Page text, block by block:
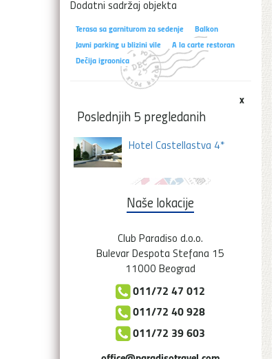
Dodatni sadržaj objekta
Terasa sa garniturom za sedenje
Balkon
Javni parking u blizini vile
A la carte restoran
Dečija igraonica
x
Poslednjih 5 pregledanih
Hotel Castellastva 4*
Naše lokacije
Club Paradiso d.o.o.
Bulevar Despota Stefana 15
11000 Beograd
011/72 47 012
011/72 40 928
011/72 39 603